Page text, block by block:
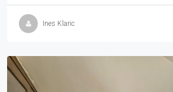
Ines Klaric